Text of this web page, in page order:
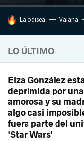
HOY SE HABLA DE
La odisea Vaiana
LO ÚLTIMO
Eiza González
deprimida por
amorosa y su
algo casi
fuera parte del
'Star Wars'